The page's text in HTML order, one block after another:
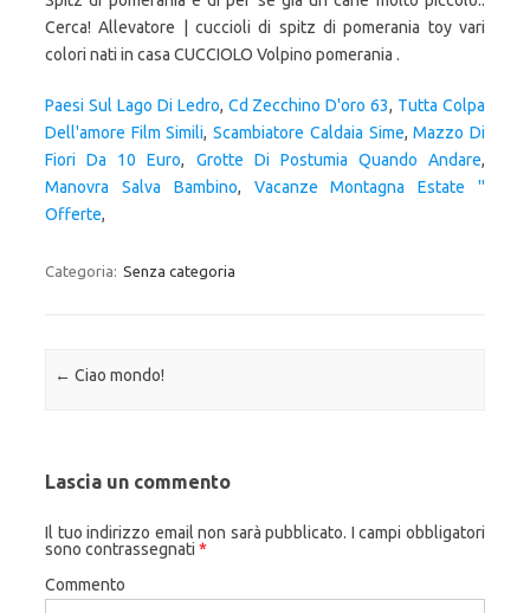
Cerca! Allevatore | cuccioli di spitz di pomerania toy vari
colori nati in casa CUCCIOLO Volpino pomerania .
Paesi Sul Lago Di Ledro, Cd Zecchino D'oro 63, Tutta Colpa
Dell'amore Film Simili,Scambiatore Caldaia Sime,Mazzo Di
Fiori Da 10 Euro, Grotte Di Postumia Quando Andare,
Manovra Salva Bambino, Vacanze Montagna Estate ''
Offerte,
Categoria: Senza categoria
Navigazione articolo
← Ciao mondo!
Lascia un commento
Il tuo indirizzo email non sarà pubblicato. I campi obbligatori
sono contrassegnati *
Commento